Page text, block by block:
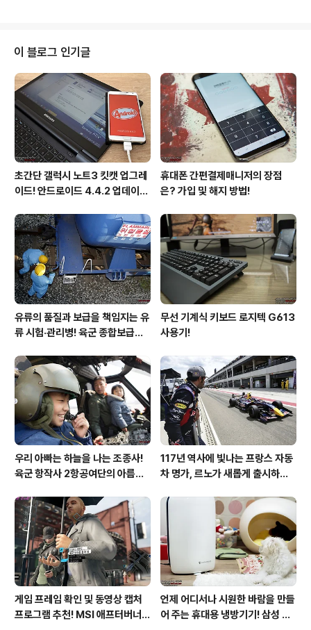
방문한 듯하다. 아주 보란 듯이 옆으로 누워 있는 나쁜 사랑
니 덕분에 수차례, 임플란트를 하기 위해 또 수차례, 치석
제거를 제때 제거하지 않아 잇몸 속을 긁어내기 위해 또 수
차례 등 질긴 악연을 이어가고 있다. 특히 치주질환과 같이
수익성이 떨어지는 경우 시원시원하게 치료를 받기도 어렵
다. 비싼 임플란트를 하..
이 블로그 인기글
초간단 갤럭시 노트3 킷캣 업그레
이드! 안드로이드 4.4.2 업데이트
휴대폰 간편결제매니저의 장점
은? 가입 및 해지 방법!
유류의 품질과 보급을 책임지는 유
류 시험·관리병! 육군 종합보급창
무선 기계식 키보드 로지텍 G613
사용기!
우리 아빠는 하늘을 나는 조종사!
육군 항작사 2항공여단의 아름다
117년 역사에 빛나는 프랑스 자동
차 명가, 르노가 새롭게 출시하는
게임 프레임 확인 및 동영상 캡처
프로그램 추천! MSI 애프터버너
언제 어디서나 시원한 바람을 만들
어 주는 휴대용 냉방기기! 삼성 포